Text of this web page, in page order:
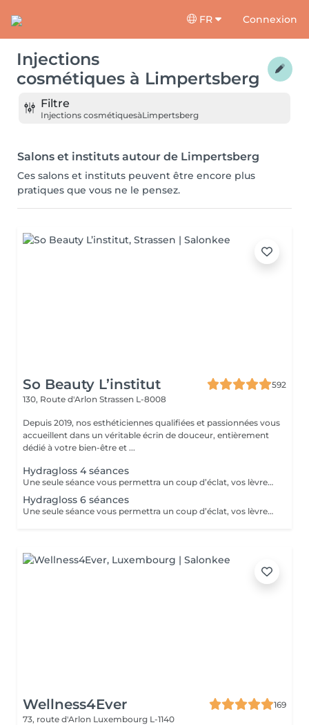
FR Connexion
Injections
cosmétiques à Limpertsberg
Filtre
Injections cosmétiquesàLimpertsberg
Salons et instituts autour de Limpertsberg
Ces salons et instituts peuvent être encore plus
pratiques que vous ne le pensez.
So Beauty L’institut
592
130, Route d'Arlon Strassen L-8008
Depuis 2019, nos esthéticiennes qualifiées et passionnées vous
accueillent dans un véritable écrin de douceur, entièrement
dédié à votre bien-être et ...
Hydragloss 4 séances
Une seule séance vous permettra un coup d’éclat, vos lèvres seront plus confortables, plus lisses, repulpées avec un peu plus de volume. Pour un résultat durable, l’idéal est de faire ce soin sous forme de cure de 4 à 10 séances. Vos lèvres seront hydratées, libérées de l’inconfort de la sécheresse.
Hydragloss 6 séances
Une seule séance vous permettra un coup d’éclat, vos lèvres seront plus confortables, plus lisses, repulpées avec un peu plus de volume. Pour un résultat durable, l’idéal est de faire ce soin sous forme de cure de 4 à 10 séances.
Wellness4Ever
169
73, route d'Arlon Luxembourg L-1140